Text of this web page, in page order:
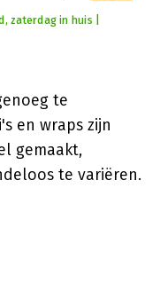
zaterdag in huis |
te
en wraps zijn
gemaakt,
te variëren.